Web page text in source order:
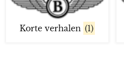
Korte verhalen (1)